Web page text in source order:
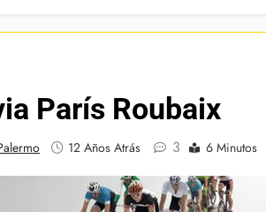
París Roubaix
12 Años Atrás 3 6 Minutos